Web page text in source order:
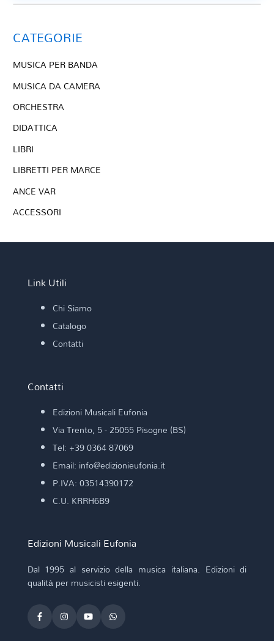
CATEGORIE
MUSICA PER BANDA
MUSICA DA CAMERA
ORCHESTRA
DIDATTICA
LIBRI
LIBRETTI PER MARCE
ANCE VAR
ACCESSORI
Link Utili
Chi Siamo
Catalogo
Contatti
Contatti
Edizioni Musicali Eufonia
Via Trento, 5 - 25055 Pisogne (BS)
Tel: +39 0364 87069
Email: info@edizionieufonia.it
P.IVA: 03514390172
C.U. KRRH6B9
Edizioni Musicali Eufonia
Dal 1995 al servizio della musica italiana. Edizioni di
qualità per musicisti esigenti.